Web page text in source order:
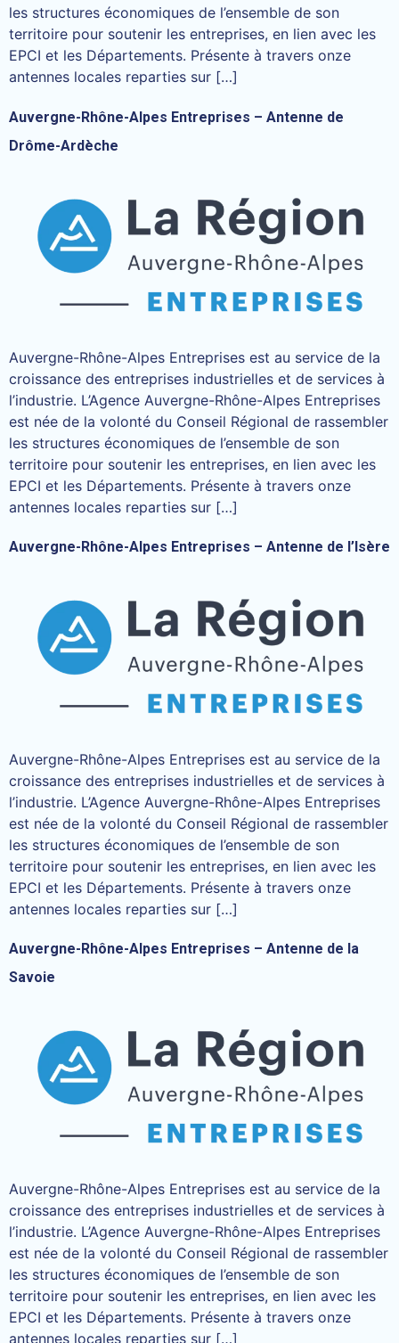
les structures économiques de l’ensemble de son
territoire pour soutenir les entreprises, en lien avec les
EPCI et les Départements. Présente à travers onze
antennes locales reparties sur […]
Auvergne-Rhône-Alpes Entreprises – Antenne de
Drôme-Ardèche
Auvergne-Rhône-Alpes Entreprises est au service de la
croissance des entreprises industrielles et de services à
l’industrie. L’Agence Auvergne-Rhône-Alpes Entreprises
est née de la volonté du Conseil Régional de rassembler
les structures économiques de l’ensemble de son
territoire pour soutenir les entreprises, en lien avec les
EPCI et les Départements. Présente à travers onze
antennes locales reparties sur […]
Auvergne-Rhône-Alpes Entreprises – Antenne de l’Isère
Auvergne-Rhône-Alpes Entreprises est au service de la
croissance des entreprises industrielles et de services à
l’industrie. L’Agence Auvergne-Rhône-Alpes Entreprises
est née de la volonté du Conseil Régional de rassembler
les structures économiques de l’ensemble de son
territoire pour soutenir les entreprises, en lien avec les
EPCI et les Départements. Présente à travers onze
antennes locales reparties sur […]
Auvergne-Rhône-Alpes Entreprises – Antenne de la
Savoie
Auvergne-Rhône-Alpes Entreprises est au service de la
croissance des entreprises industrielles et de services à
l’industrie. L’Agence Auvergne-Rhône-Alpes Entreprises
est née de la volonté du Conseil Régional de rassembler
les structures économiques de l’ensemble de son
territoire pour soutenir les entreprises, en lien avec les
EPCI et les Départements. Présente à travers onze
antennes locales reparties sur […]